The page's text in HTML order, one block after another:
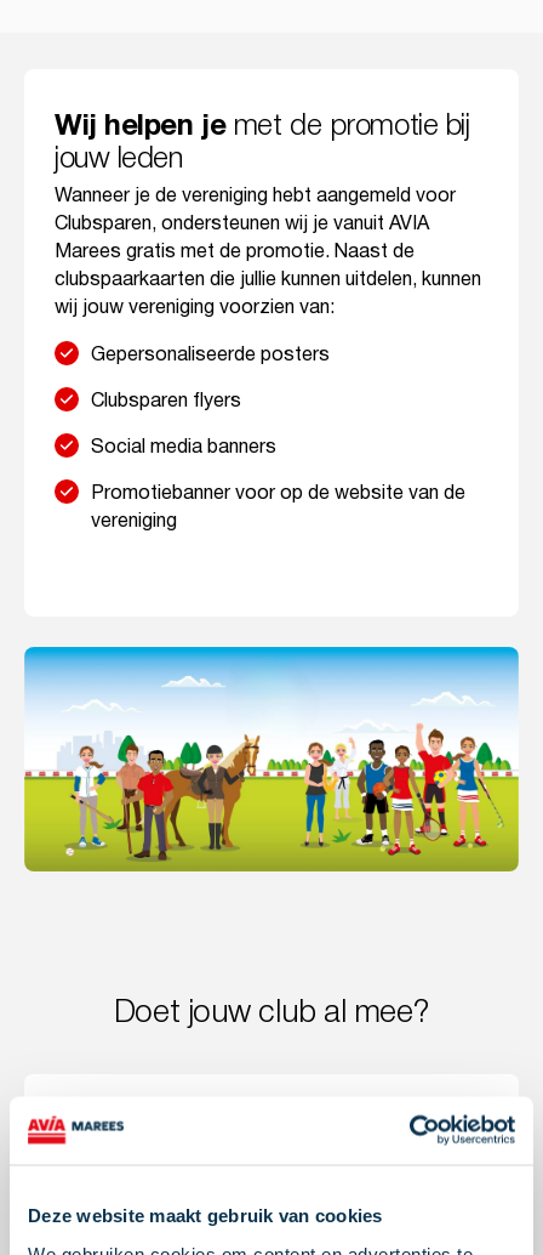
Deze website maakt gebruik van cookies
Wij helpen jemet de promotie bij
jouw leden
Wanneer je de vereniging hebt aangemeld voor
Clubsparen, ondersteunen wij je vanuit AVIA
Marees gratis met de promotie. Naast de
clubspaarkaarten die jullie kunnen uitdelen, kunnen
wij jouw vereniging voorzien van:
Gepersonaliseerde posters
Clubsparen flyers
Social media banners
Promotiebanner voor op de website van de
vereniging
Doet jouw club al mee?
Deelnemende clubs